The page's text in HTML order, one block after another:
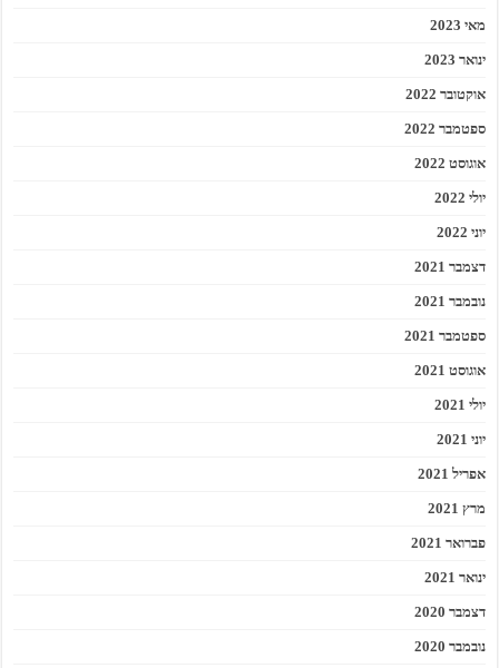
מאי 2023
ינואר 2023
אוקטובר 2022
ספטמבר 2022
אוגוסט 2022
יולי 2022
יוני 2022
דצמבר 2021
נובמבר 2021
ספטמבר 2021
אוגוסט 2021
יולי 2021
יוני 2021
אפריל 2021
מרץ 2021
פברואר 2021
ינואר 2021
דצמבר 2020
נובמבר 2020